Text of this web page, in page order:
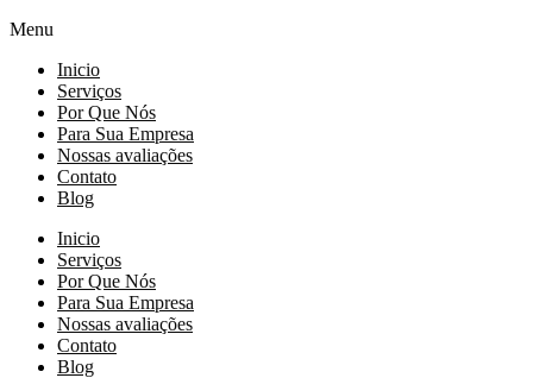
Menu
Inicio
Serviços
Por Que Nós
Para Sua Empresa
Nossas avaliações
Contato
Blog
Inicio
Serviços
Por Que Nós
Para Sua Empresa
Nossas avaliações
Contato
Blog